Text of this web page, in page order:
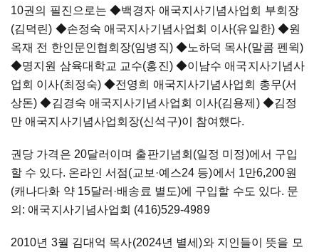
10권의 필진으로는 ◆백경자 애국지사기념사업회 부회장
(김덕린) ◆손정숙 애국지사기념사업회 이사(유일한) ◆원
옥재 전 한인문인협회장(임병직) ◆노하덕 목사(말콤 펜윅)
◆명지원 삼육대학교 교수(홍진) ◆이남수 애국지사기념사
업회 이사(최정숙) ◆전영희 애국지사기념사업회 총무(서
상돈) ◆김경숙 애국지사기념사업회 이사(김용제) ◆김정
만 애국지사기념사업회장(신석구)이 참여했다.
권당 가격은 20달러이며 출판기념회(일정 미정)에서 구입
할 수 있다. 온라인 서점(교보 ·예스24 등)에서 1만6,200원
(캐나다화 약 15달러 ·배송료 별도)에 구입할 수도 있다. 문
의: 애국지사기념사업회 (416)529-4989
2010년 3월 김대억 목사(2024년 별세)와 지인들이 뜻을 모